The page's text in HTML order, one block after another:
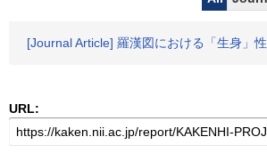
[Journal Article] 羅漢図における「生身」
URL: